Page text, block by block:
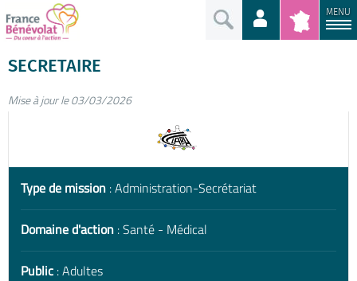
MENU
SECRETAIRE
Mise à jour le 03/03/2026
Type de mission : Administration-Secrétariat
Domaine d'action : Santé - Médical
Public : Adultes